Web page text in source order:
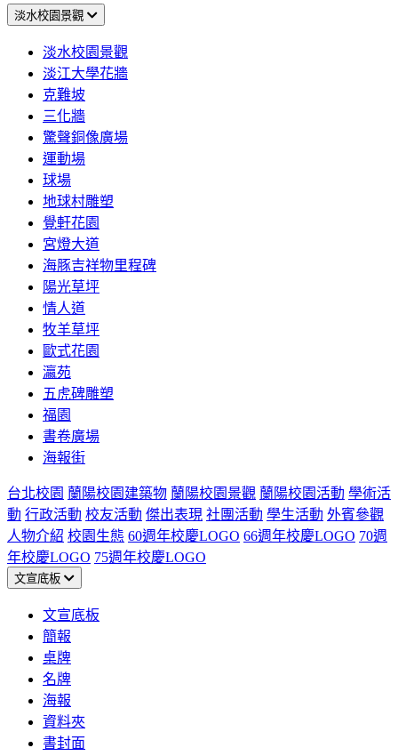
淡水校園景觀
淡水校園景觀
淡江大學花牆
克難坡
三化牆
驚聲銅像廣場
運動場
球場
地球村雕塑
覺軒花園
宮燈大道
海豚吉祥物里程碑
陽光草坪
情人道
牧羊草坪
歐式花園
瀛苑
五虎碑雕塑
福園
書卷廣場
海報街
台北校園 蘭陽校園建築物 蘭陽校園景觀 蘭陽校園活動 學術活
動 行政活動 校友活動 傑出表現 社團活動 學生活動 外賓參觀
人物介紹 校園生態 60週年校慶LOGO 66週年校慶LOGO 70週
年校慶LOGO 75週年校慶LOGO
文宣底板
文宣底板
簡報
桌牌
名牌
海報
資料夾
書封面